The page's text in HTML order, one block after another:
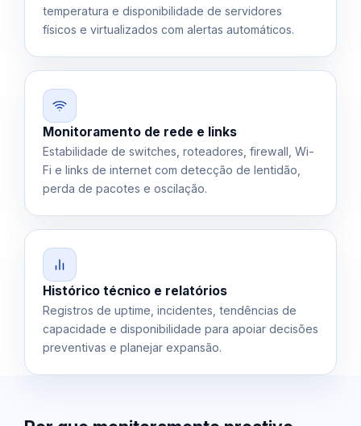
temperatura e disponibilidade de servidores
físicos e virtualizados com alertas automáticos.
Monitoramento de rede e links
Estabilidade de switches, roteadores, firewall, Wi-
Fi e links de internet com detecção de lentidão,
perda de pacotes e oscilação.
Histórico técnico e relatórios
Registros de uptime, incidentes, tendências de
capacidade e disponibilidade para apoiar decisões
preventivas e planejar expansão.